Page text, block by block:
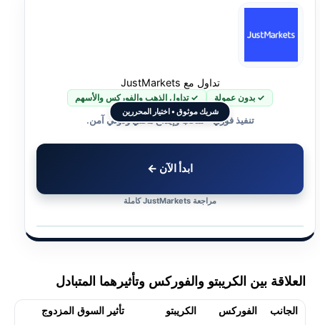
شريك موثوق • اختيار المحررين
تداول مع JustMarkets
✓ بدون عمولة ✓ تداول الذهب والفوركس والأسهم
تنفيذ فوري • سحب وإيداع محلي ودولي آمن.
ابدأ الآن ←
مراجعة JustMarkets كاملة
العلاقة بين الكريبتو والفوركس وتأثيرهما المتبادل
الجانب الفوركس الكريبتو تأثير السوق المزدوج